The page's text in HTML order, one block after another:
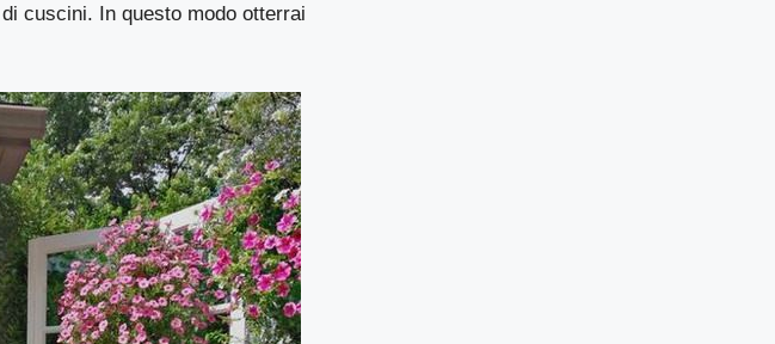
cuscini. In questo modo otterrai